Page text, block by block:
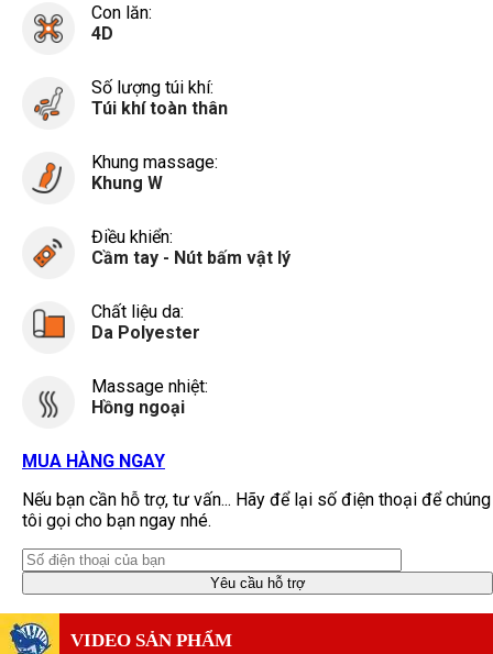
Con lăn:
4D
Số lượng túi khí:
Túi khí toàn thân
Khung massage:
Khung W
Điều khiển:
Cầm tay - Nút bấm vật lý
Chất liệu da:
Da Polyester
Massage nhiệt:
Hồng ngoại
MUA HÀNG NGAY
Nếu bạn cần hỗ trợ, tư vấn... Hãy để lại số điện thoại để chúng
tôi gọi cho bạn ngay nhé.
VIDEO SẢN PHẨM